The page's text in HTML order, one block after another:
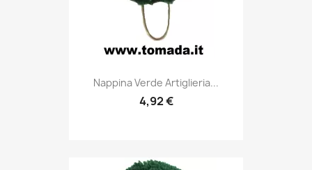
Anteprima
Nappina Verde Artiglieria...
4,92 €